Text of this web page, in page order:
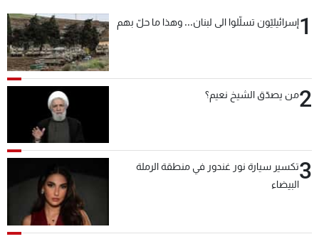
1إسرائيليّون تسلّلوا الى لبنان... وهذا ما حلّ بهم
2من يصدّق الشيخ نعيم؟
3تكسير سيارة نور غندور في منطقة الرملة
البيضاء